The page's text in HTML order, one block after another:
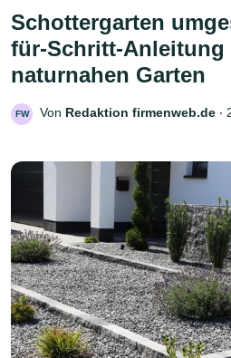
Schottergarten
für-Schritt-Anleitung
naturnahen Garten
FW Von Redaktion firmenweb.de ‧